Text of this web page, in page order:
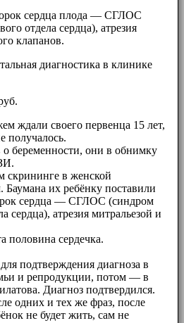
сердца плода — СГЛОС
отдела сердца), атрезия
клапанов.
диагностика в клинике
ждали своего первенца 15 лет,
получалось.
о беременности, они в обнимку
скрининге в женской
их ребёнку поставили
сердца — СГЛОС (синдром
сердца), атрезия митральезой и
половина сердечка.
подтверждения диагноза в
и репродукции, потом — в
Диагноз подтвердился.
одних и тех же фраз, после
не будет жить, сам не